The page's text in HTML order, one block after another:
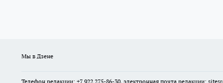
Мы в Дзене
Телефон редакции: +7 922 275-86-30, электронная почта редакции: